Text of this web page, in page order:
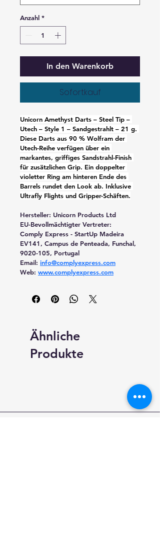
Anzahl *
In den Warenkorb
Sofortkauf
Unicorn Amethyst Darts – Steel Tip –
Utech – Style 1 – Sandgestrahlt – 21 g.
Diese Darts aus 90 % Wolfram der
Utech-Reihe verfügen über ein
markantes, griffiges Sandstrahl-Finish
für zusätzlichen Grip. Ein doppelter
violetter Ring am hinteren Ende des
Barrels rundet den Look ab. Inklusive
Ultrafly Flights und Gripper-Schäften.
Hersteller: Unicorn Products Ltd
EU-Bevollmächtigter Vertreter:
Comply Express - StartUp Madeira
EV141, Campus de Penteada, Funchal,
9020-105, Portugal
Email: info@complyexpress.com
Web: www.complyexpress.com
Ähnliche
Produkte